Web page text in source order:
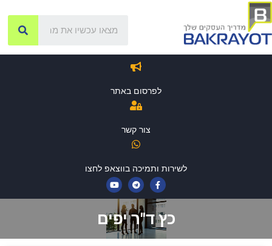
לפרסום באתר
צור קשר
לשירות ותמיכה בווצאפ לחצו
כץ ד"ר יפים